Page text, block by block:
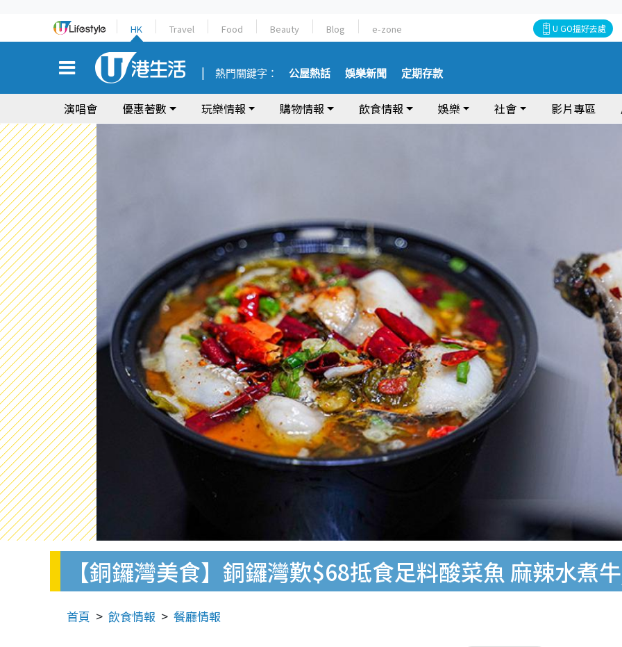
HK Travel Food Beauty Blog e-zone U GO搵好去處
熱門關鍵字： 公屋熱話 娛樂新聞 定期存款
演唱會 優惠著數 玩樂情報 購物情報 飲食情報 娛樂 社會 影片專區
【銅鑼灣美食】銅鑼灣歎$68抵食足料酸菜魚 麻辣水煮
首頁 飲食情報 餐廳情報